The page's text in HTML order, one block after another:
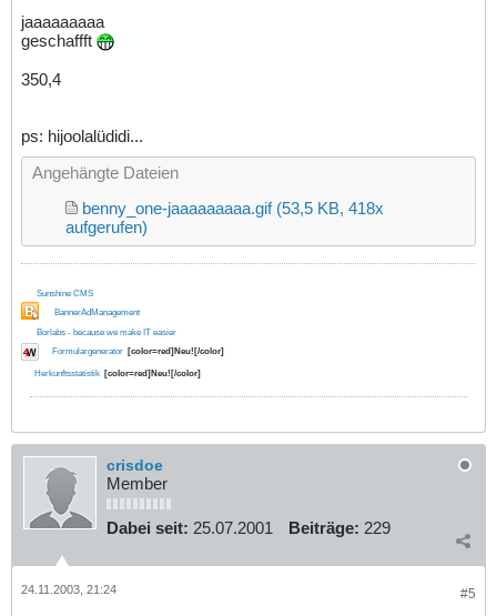
jaaaaaaaaa
geschaffft
350,4
ps: hijoolalüdidi...
Angehängte Dateien
benny_one-jaaaaaaaaa.gif (53,5 KB, 418x
aufgerufen)
Sunshine CMS
BannerAdManagement
Borlabs - because we make IT easier
Formulargenerator [color=red]Neu![/color]
Herkunftsstatistik [color=red]Neu![/color]
crisdoe
Member
Dabei seit: 25.07.2001 Beiträge: 229
#5
24.11.2003, 21:24